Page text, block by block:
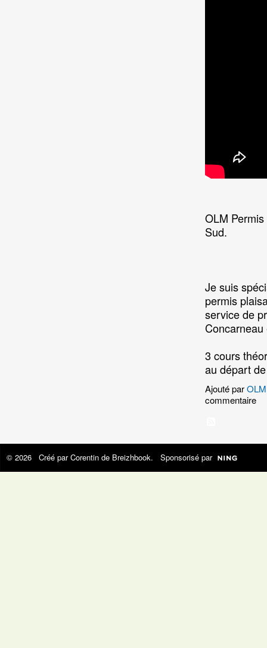
OLM
Sud.
Je suis
permis
service de
3 cours
au départ
Ajouté par
commentaire
© 2026 Créé parCorentin de Breizhbook. Sponsorisé par